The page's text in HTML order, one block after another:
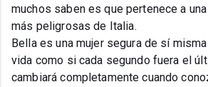
muchos saben es que pertenece a
más peligrosas de Italia.
Bella es una mujer segura de sí
vida como si cada segundo fuera el
cambiará completamente cuando